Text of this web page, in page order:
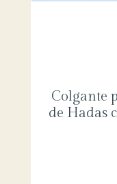
Colgante
de Hadas